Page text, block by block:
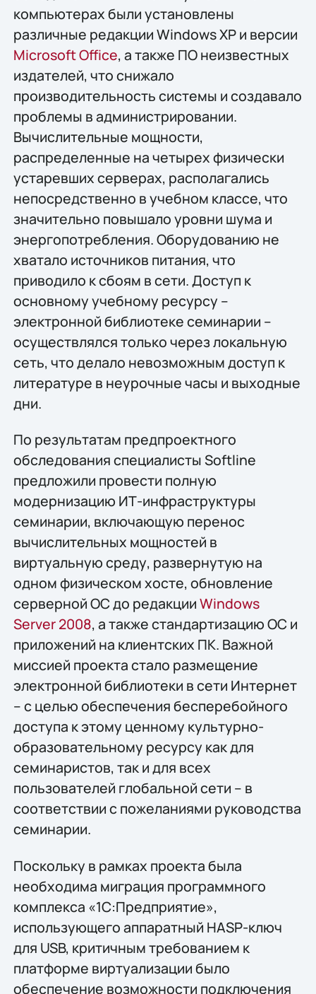
компьютерах были установлены
различные редакции Windows XP и версии
Microsoft Office, а также ПО неизвестных
издателей, что снижало
производительность системы и создавало
проблемы в администрировании.
Вычислительные мощности,
распределенные на четырех физически
устаревших серверах, располагались
непосредственно в учебном классе, что
значительно повышало уровни шума и
энергопотребления. Оборудованию не
хватало источников питания, что
приводило к сбоям в сети. Доступ к
основному учебному ресурсу –
электронной библиотеке семинарии –
осуществлялся только через локальную
сеть, что делало невозможным доступ к
литературе в неурочные часы и выходные
дни.
По результатам предпроектного
обследования специалисты Softline
предложили провести полную
модернизацию ИТ-инфраструктуры
семинарии, включающую перенос
вычислительных мощностей в
виртуальную среду, развернутую на
одном физическом хосте, обновление
серверной ОС до редакцииWindows
Server 2008, а также стандартизацию ОС и
приложений на клиентских ПК. Важной
миссией проекта стало размещение
электронной библиотеки в сети Интернет
– с целью обеспечения бесперебойного
доступа к этому ценному культурно-
образовательному ресурсу как для
семинаристов, так и для всех
пользователей глобальной сети – в
соответствии с пожеланиями руководства
семинарии.
Поскольку в рамках проекта была
необходима миграция программного
комплекса «1С:Предприятие»,
использующего аппаратный HASP-ключ
для USB, критичным требованием к
платформе виртуализации было
обеспечение возможности подключения